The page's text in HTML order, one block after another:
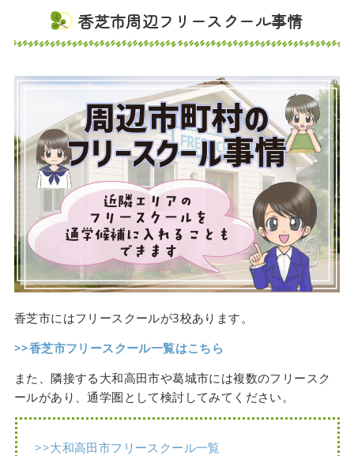
香芝市周辺フリースクール事情
香芝市にはフリースクールが3校あります。
>>香芝市フリースクール一覧はこちら
また、隣接する大和高田市や葛城市には複数のフリースク
ールがあり、通学圏として検討してみてください。
>>大和高田市フリースクール一覧